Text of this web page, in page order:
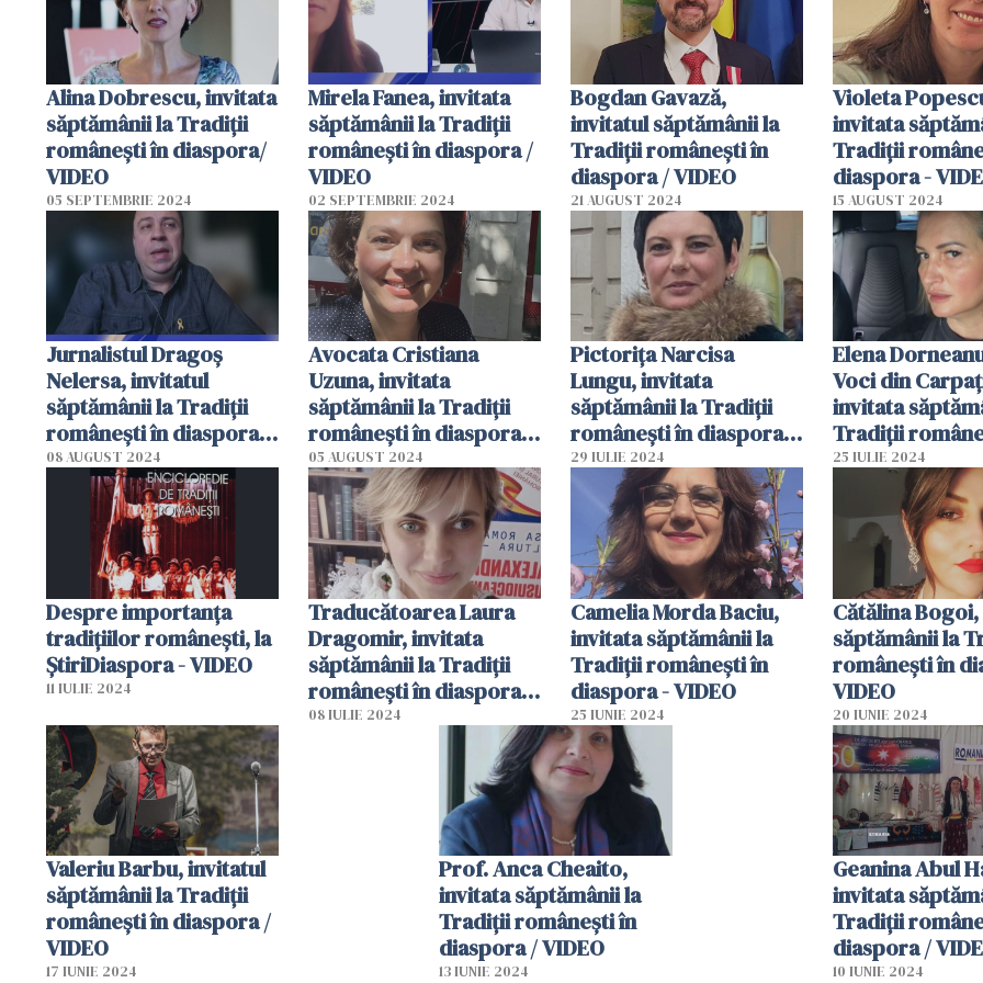
Alina Dobrescu, invitata
săptămânii la Tradiții
românești în diaspora/
VIDEO
05 SEPTEMBRIE 2024
Mirela Fanea, invitata
săptămânii la Tradiții
românești în diaspora /
VIDEO
02 SEPTEMBRIE 2024
Bogdan Gavază,
invitatul săptămânii la
Tradiții românești în
diaspora / VIDEO
21 AUGUST 2024
Violeta
invitata
Tradiții
diaspora -
15 AUGUST 2024
Jurnalistul Dragoș
Nelersa, invitatul
săptămânii la Tradiții
românești în diaspora /
VIDEO
08 AUGUST 2024
Avocata Cristiana
Uzuna, invitata
săptămânii la Tradiții
românești în diaspora -
VIDEO
05 AUGUST 2024
Pictorița Narcisa
Lungu, invitata
săptămânii la Tradiții
românești în diaspora/
VIDEO
29 IULIE 2024
Elena
Voci din
invitata
Tradiții
diaspora/
25 IULIE 2024
Despre importanța
tradițiilor românești, la
ȘtiriDiaspora - VIDEO
11 IULIE 2024
Traducătoarea Laura
Dragomir, invitata
săptămânii la Tradiții
românești în diaspora /
VIDEO
08 IULIE 2024
Camelia Morda Baciu,
invitata săptămânii la
Tradiții românești în
diaspora - VIDEO
25 IUNIE 2024
Cătălina
săptămânii la
românești în
VIDEO
20 IUNIE 2024
Valeriu Barbu, invitatul
săptămânii la Tradiții
românești în diaspora /
VIDEO
17 IUNIE 2024
Prof. Anca Cheaito,
invitata săptămânii la
Tradiții românești în
diaspora / VIDEO
13 IUNIE 2024
Geanina Abul
invitata
Tradiții
diaspora /
10 IUNIE 2024